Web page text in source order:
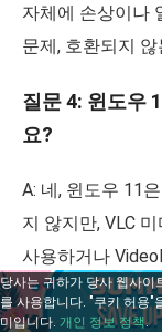
자체에 손상이나
문제, 호환되지
질문 4: 윈도우
요?
A: 네, 윈도우 11
지 않지만, VLC
사용하거나
을 이용하면 훨씬
로 즐길 수 있습니
당사는 귀하가 당사 웹사이
를 사용합니다. "쿠키 허용"
미입니다. 개인 정보 정책.